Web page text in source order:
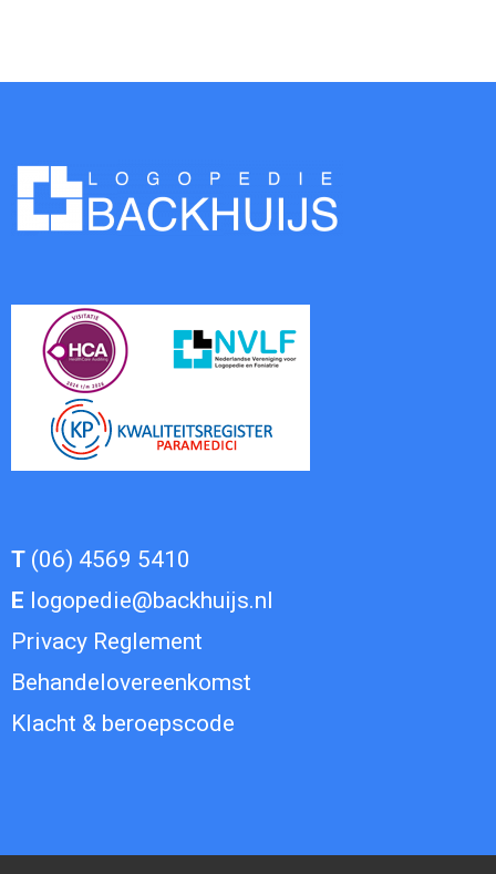
T (06) 4569 5410
E logopedie@backhuijs.nl
Privacy Reglement
Behandelovereenkomst
Klacht & beroepscode